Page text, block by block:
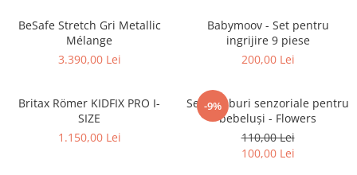
BeSafe Stretch Gri Metallic
Mélange
3.390,00 Lei
Babymoov - Set pentru
ingrijire 9 piese
200,00 Lei
Britax Römer KIDFIX PRO I-
SIZE
1.150,00 Lei
-9%
Set 4 cuburi senzoriale pentru
bebeluși - Flowers
110,00 Lei
100,00 Lei